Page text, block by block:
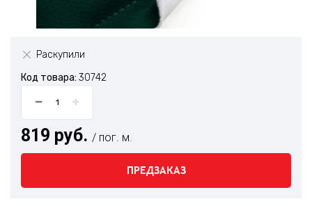
Раскупили
Код товара: 30742
819 руб. / пог. м.
ПРЕДЗАКАЗ